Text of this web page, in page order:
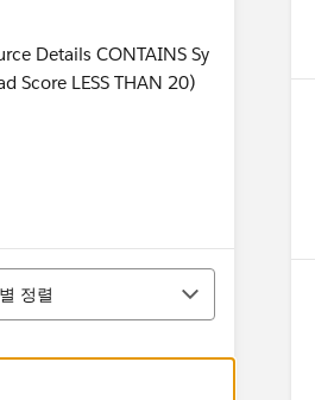
Details CONTAINS Sy
Score LESS THAN 20)
정렬